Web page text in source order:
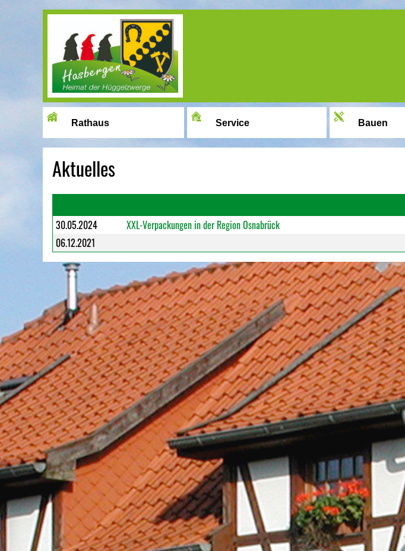
Rathaus Service Bauen
Aktuelles
30.05.2024
XXL-Verpackungen in der Region Osnabrück
06.12.2021